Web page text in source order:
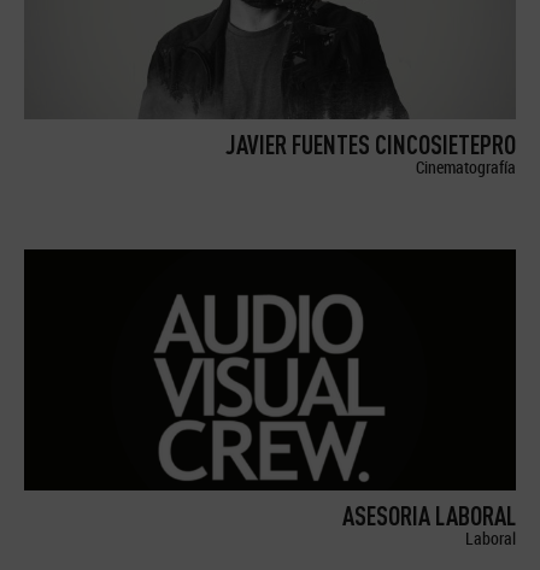
JAVIER FUENTES CINCOSIETEPRO
Cinematografía
ASESORIA LABORAL
Laboral